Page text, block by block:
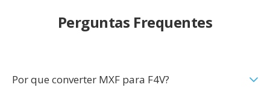
Perguntas Frequentes
Por que converter MXF para F4V?